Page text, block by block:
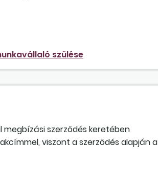
2020. április 1-től 2024.
szülése
szerződés keretében
viszont a szerződés alapján a
levonási, illetve
egyezmény alapján?
magánszemélytől a mentesség